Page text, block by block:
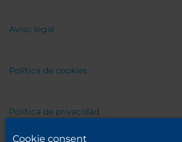
Aviso legal
Política de cookies
Política de privacidad
Cookie consent